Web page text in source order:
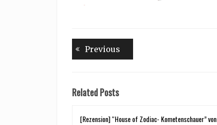
Beitragsnavigation
Previous
Related Posts
[Rezension] “House of Zodiac- Kometenschauer” von